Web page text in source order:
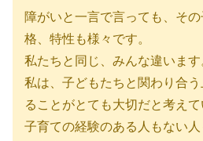
障がいと一言で言っても、そ
格、特性も様々です。
私たちと同じ、みんな違います
私は、子どもたちと関わり合
ることがとても大切だと考えて
子育ての経験のある人もない